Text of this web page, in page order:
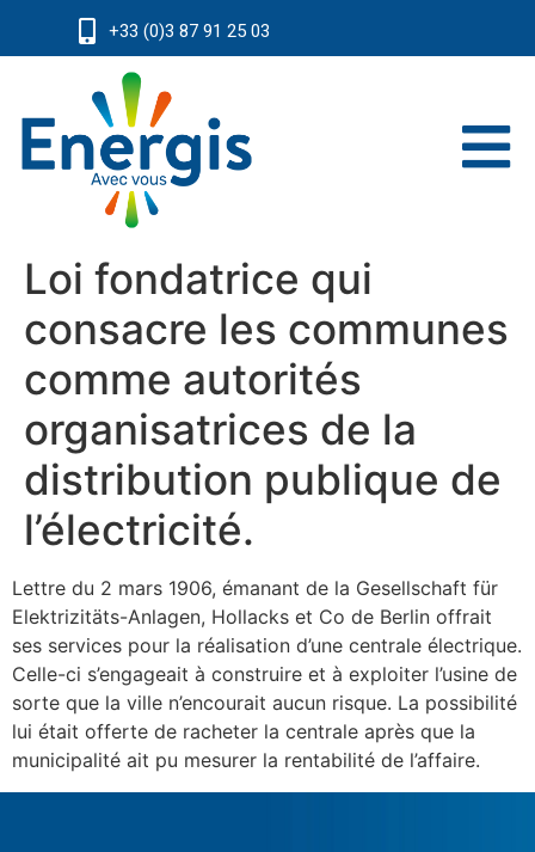
+33 (0)3 87 91 25 03
Loi fondatrice qui
consacre les communes
comme autorités
organisatrices de la
distribution publique de
l’électricité.
Lettre du 2 mars 1906, émanant de la Gesellschaft für
Elektrizitäts-Anlagen, Hollacks et Co de Berlin offrait
ses services pour la réalisation d’une centrale électrique.
Celle-ci s’engageait à construire et à exploiter l’usine de
sorte que la ville n’encourait aucun risque. La possibilité
lui était offerte de racheter la centrale après que la
municipalité ait pu mesurer la rentabilité de l’affaire.